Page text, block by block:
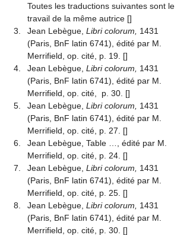
Toutes les traductions suivantes sont le
travail de la même autrice []
Jean Lebègue, Libri colorum, 1431
(Paris, BnF latin 6741), édité par M.
Merrifield, op. cité, p. 19. []
Jean Lebègue, Libri colorum, 1431
(Paris, BnF latin 6741), édité par M.
Merrifield, op. cité,  p. 30. []
Jean Lebègue, Libri colorum, 1431
(Paris, BnF latin 6741), édité par M.
Merrifield, op. cité, p. 27.
[]
Jean Lebègue, Table …, édité par M.
Merrifield, op. cité, p. 24. []
Jean Lebègue, Libri colorum, 1431
(Paris, BnF latin 6741), édité par M.
Merrifield, op. cité, p. 25. []
Jean Lebègue, Libri colorum, 1431
(Paris, BnF latin 6741), édité par M.
Merrifield, op. cité, p. 30. []